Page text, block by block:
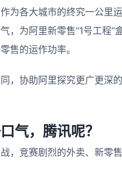
为各大城市的终究一公里
，为阿里新零售“1号工程
售的运作功率。
，协助阿里探究更广更深
气，腾讯呢？
，竞赛剧烈的外卖、新零